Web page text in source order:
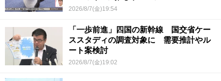
2026/8/7(金)19:54
「一歩前進」四国の新幹線 国交省ケー
ススタディの調査対象に 需要推計やル
ート案検討
2026/8/7(金)19:02